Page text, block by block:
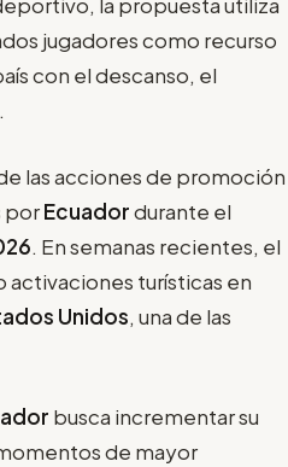
jugadores como recurso
con el descanso, el
las acciones de promoción
porEcuadordurante el
. En semanas recientes, el
activaciones turísticas en
Unidos, una de las
busca incrementar su
de mayor